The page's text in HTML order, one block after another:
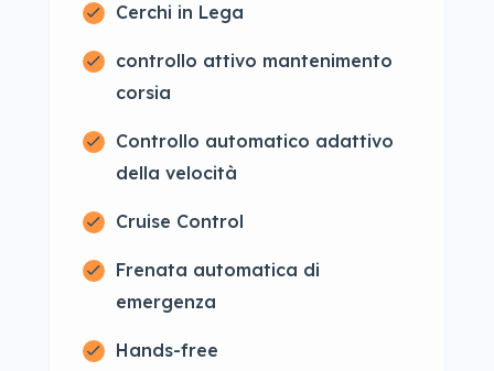
Cerchi in Lega
controllo attivo mantenimento
corsia
Controllo automatico adattivo
della velocità
Cruise Control
Frenata automatica di
emergenza
Hands-free